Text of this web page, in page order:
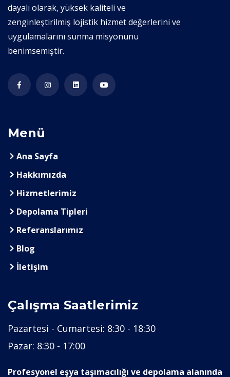
dayalı olarak, yüksek kaliteli ve
zenginleştirilmiş lojistik hizmet değerlerini ve
uygulamalarını sunma misyonunu
benimsemiştir.
Menü
Ana Sayfa
Hakkımızda
Hizmetlerimiz
Depolama Tipleri
Referanslarımız
Blog
İletişim
Çalışma Saatlerimiz
Pazartesi - Cumartesi: 8:30 - 18:30
Pazar: 8:30 - 17:00
Profesyonel eşya taşımacılığı ve depolama alanında